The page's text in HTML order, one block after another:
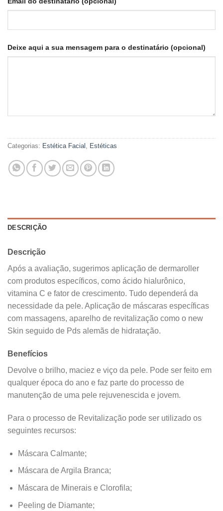
Deixe aqui a sua mensagem para o destinatário (opcional)
Categorias: Estética Facial , Estéticas
DESCRIÇÃO
Descrição
Após a avaliação, sugerimos aplicação de dermaroller
com produtos específicos, como ácido hialurônico,
vitamina C e fator de crescimento. Tudo dependerá da
necessidade da pele. Aplicação de máscaras específicas
com massagens, aparelho de revitalização como o new
Skin seguido de Pds alemãs de hidratação.
Benefícios
Devolve o brilho, maciez e viço da pele. Pode ser feito em
qualquer época do ano e faz parte do processo de
manutenção de uma pele rejuvenescida e jovem.
Para o processo de Revitalização pode ser utilizado os
seguintes recursos:
Máscara Calmante;
Máscara de Argila Branca;
Máscara de Minerais e Clorofila;
Peeling de Diamante;